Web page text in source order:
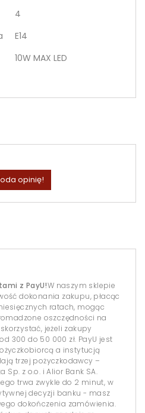
4
E14
10W MAX LED
opinię!
z PayU!W naszym sklepie
dokonania zakupu, płacąc
ratach, mogąc
oszczędności na
jeżeli zakupy
300 do 50 000 zł. PayU jest
a instytucją
trzej pożyczkodawcy –
Sp. z o.o. i Alior Bank SA.
trwa zwykle do 2 minut, w
decyzji banku - masz
dokończenia zamówienia.